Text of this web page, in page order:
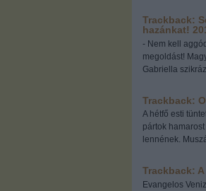
Trackback:
hazánkat!
- Nem kell
megoldást!
Gabriella
Trackback:
A hétfő esti
pártok
lennének.
Trackback:
Evangelos